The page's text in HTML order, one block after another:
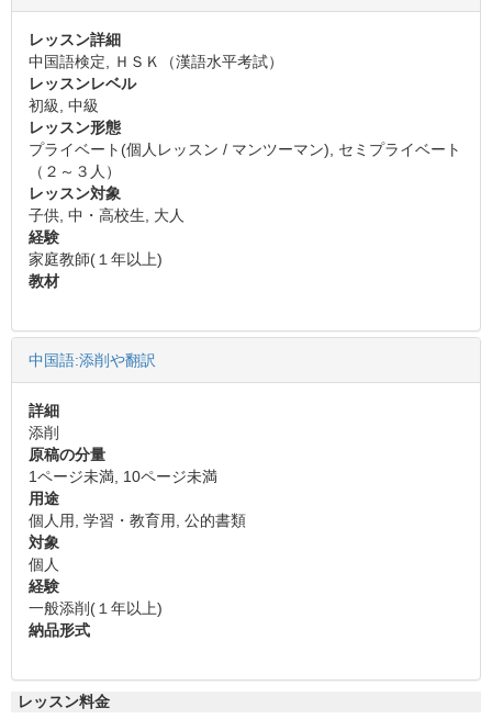
レッスン詳細
中国語検定, ＨＳＫ（漢語水平考試）
レッスンレベル
初級, 中級
レッスン形態
プライベート(個人レッスン / マンツーマン), セミプライベート
（２～３人）
レッスン対象
子供, 中・高校生, 大人
経験
家庭教師(１年以上)
教材
中国語:添削や翻訳
詳細
添削
原稿の分量
1ページ未満, 10ページ未満
用途
個人用, 学習・教育用, 公的書類
対象
個人
経験
一般添削(１年以上)
納品形式
レッスン料金